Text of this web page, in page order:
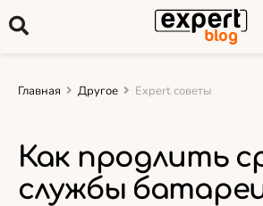
Главная Другое Expert советы
Как продлить
службы